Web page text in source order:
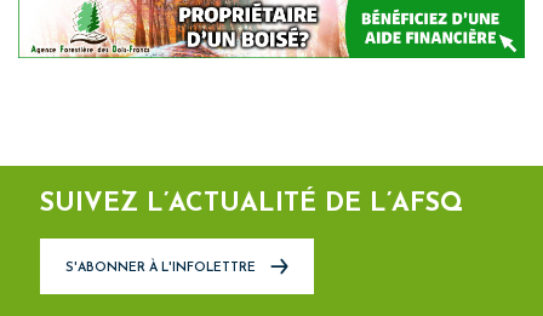
SUIVEZ L’ACTUALITÉ DE L’AFSQ
S'ABONNER À L'INFOLETTRE